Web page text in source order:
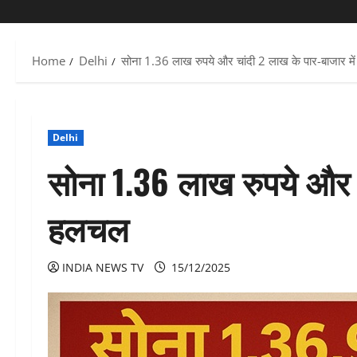
Home Delhi सोना 1.36 लाख रुपये और चांदी 2 लाख के पार-बाजार
Delhi
सोना 1.36 लाख रुपये और
हलचल
INDIA NEWS TV 15/12/2025